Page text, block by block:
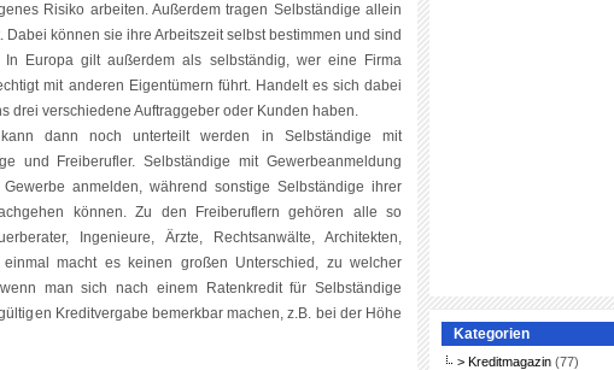
Risiko arbeiten. Außerdem tragen Selbständige allein
können sie ihre Arbeitszeit selbst bestimmen und sind
Europa gilt außerdem als selbständig, wer eine Firma
mit anderen Eigentümern führt. Handelt es sich dabei
drei verschiedene Auftraggeber oder Kunden haben.
dann noch unterteilt werden in Selbständige mit
und Freiberufler. Selbständige mit Gewerbeanmeldung
anmelden, während sonstige Selbständige ihrer
können. Zu den Freiberuflern gehören alle so
Ingenieure, Ärzte, Rechtsanwälte, Architekten,
macht es keinen großen Unterschied, zu welcher
man sich nach einem Ratenkredit für Selbständige
Kreditvergabe bemerkbar machen, z.B. bei der Höhe
Kategorien
> Kreditmagazin (77)